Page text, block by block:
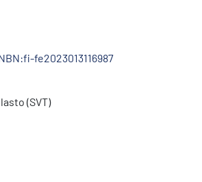
fe2023013116987
(SVT)